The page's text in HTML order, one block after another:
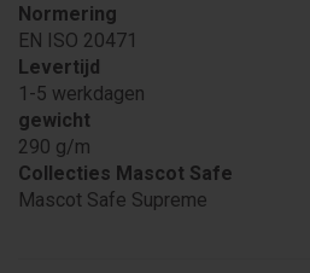
Normering
EN ISO 20471
Levertijd
1-5 werkdagen
gewicht
290 g/m
Collecties Mascot Safe
Mascot Safe Supreme